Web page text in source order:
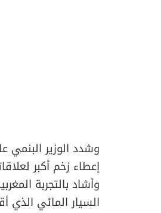
وشدد الوزير البنمي
إعطاء زخم أكبر
وأشاد بالتجربة
السيار المائي الذي